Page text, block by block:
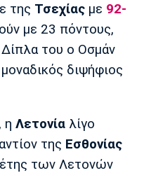
Μπενφίκα
της Τσεχίας με 92-
με 23 πόντους,
Δίπλα του ο Οσμάν
διψήφιος
η Λετονία λίγο
της Εσθονίας
των Λετονών